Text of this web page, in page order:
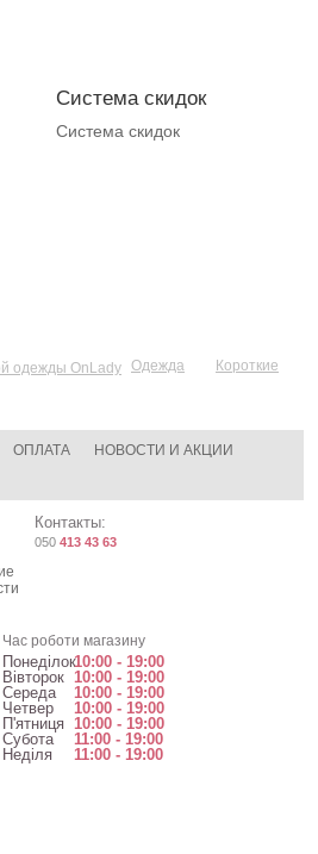
Система скидок
Система скидок
Одежда
Короткие
ОПЛАТА
НОВОСТИ И АКЦИИ
Контакты:
050 413 43 63
Час роботи магазину
Понеділок10:00 - 19:00
Вівторок 10:00 - 19:00
Середа
10:00 - 19:00
Четвер
10:00 - 19:00
П'ятниця 10:00 - 19:00
Субота
11:00 - 19:00
Неділя
11:00 - 19:00